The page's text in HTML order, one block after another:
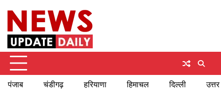
content
पंजाब चंडीगढ़ हरियाणा हिमाचल दिल्ली